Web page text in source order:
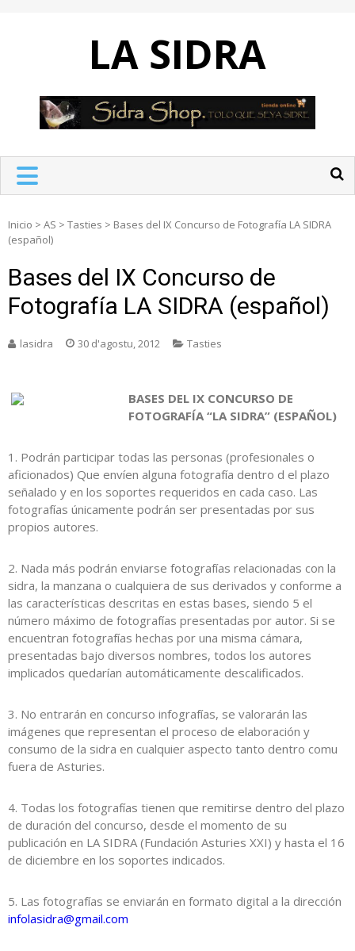
LA SIDRA
Inicio > AS > Tasties > Bases del IX Concurso de Fotografía LA SIDRA
(español)
Bases del IX Concurso de
Fotografía LA SIDRA (español)
lasidra 30 d'agostu, 2012 Tasties
BASES DEL IX CONCURSO DE
FOTOGRAFÍA “LA SIDRA” (ESPAÑOL)
1. Podrán participar todas las personas (profesionales o
aficionados) Que envíen alguna fotografía dentro d el plazo
señalado y en los soportes requeridos en cada caso. Las
fotografías únicamente podrán ser presentadas por sus
propios autores.
2. Nada más podrán enviarse fotografías relacionadas con la
sidra, la manzana o cualquiera de sus derivados y conforme a
las características descritas en estas bases, siendo 5 el
número máximo de fotografías presentadas por autor. Si se
encuentran fotografías hechas por una misma cámara,
presentadas bajo diversos nombres, todos los autores
implicados quedarían automáticamente descalificados.
3. No entrarán en concurso infografías, se valorarán las
imágenes que representan el proceso de elaboración y
consumo de la sidra en cualquier aspecto tanto dentro comu
fuera de Asturies.
4. Todas los fotografías tienen que remitirse dentro del plazo
de duración del concurso, desde el momento de su
publicación en LA SIDRA (Fundación Asturies XXI) y hasta el 16
de diciembre en los soportes indicados.
5. Las fotografías se enviarán en formato digital a la dirección
infolasidra@gmail.com